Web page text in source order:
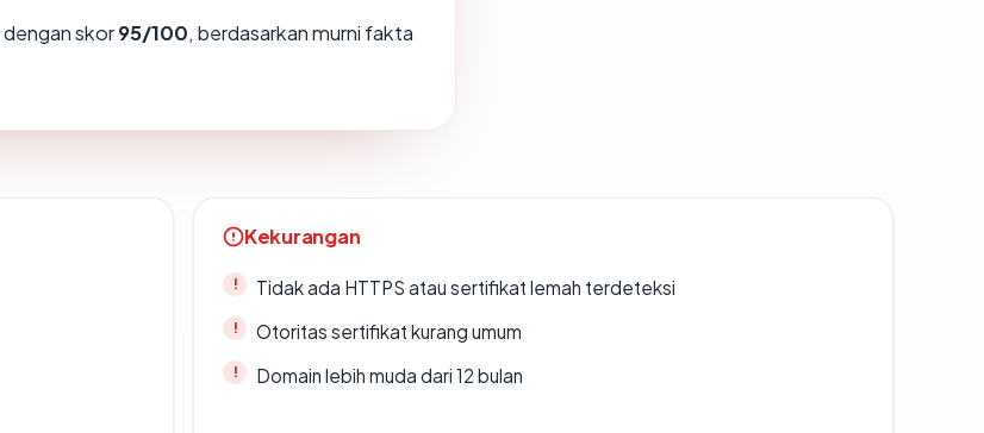
dengan skor95/100, berdasarkan murni fakta
Kekurangan
Tidak ada HTTPS atau sertifikat lemah terdeteksi
Otoritas sertifikat kurang umum
Domain lebih muda dari 12 bulan